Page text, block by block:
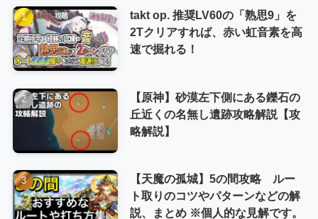
takt op. 推奨LV60の「熟思9」を
2Tクリアすれば、赤い虹音素を高
速で掘れる！
【原神】砂漠左下側にある鑠石の
丘近くの名無し遺跡攻略解説【攻
略解説】
【天魔の孤城】5の間攻略 ルー
ト取りのコツやパターンなどの解
説、まとめ ※個人的な見解です。